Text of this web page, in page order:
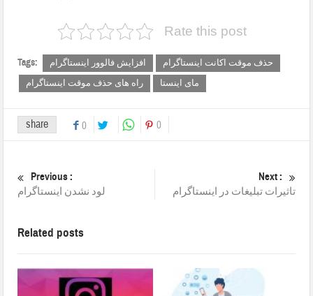
Rate this post
Tags: افزایش فالوور اینستاگرام
حذف موقت اکانت اینستاگرام
راه های حذف موقت اینستاگرام
مای اینستا
share 0 0
Previous :
لود نشدن اینستاگرام
Next :
تاثیرات تبلیغات در اینستاگرام
Related posts